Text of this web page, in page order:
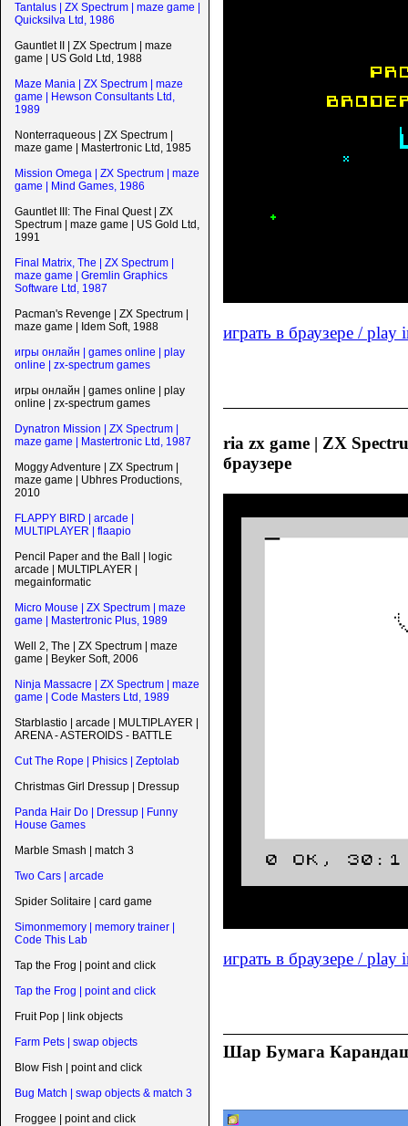
Tantalus | ZX Spectrum | maze game |
Quicksilva Ltd, 1986
Gauntlet II | ZX Spectrum | maze
game | US Gold Ltd, 1988
Maze Mania | ZX Spectrum | maze
game | Hewson Consultants Ltd,
1989
Nonterraqueous | ZX Spectrum |
maze game | Mastertronic Ltd, 1985
Mission Omega | ZX Spectrum | maze
game | Mind Games, 1986
Gauntlet III: The Final Quest | ZX
Spectrum | maze game | US Gold Ltd,
1991
Final Matrix, The | ZX Spectrum |
maze game | Gremlin Graphics
Software Ltd, 1987
Pacman's Revenge | ZX Spectrum |
maze game | Idem Soft, 1988
игры онлайн | games online | play
online | zx-spectrum games
игры онлайн | games online | play
online | zx-spectrum games
Dynatron Mission | ZX Spectrum |
maze game | Mastertronic Ltd, 1987
Moggy Adventure | ZX Spectrum |
maze game | Ubhres Productions,
2010
FLAPPY BIRD | arcade |
MULTIPLAYER | flaapio
Pencil Paper and the Ball | logic
arcade | MULTIPLAYER |
megainformatic
Micro Mouse | ZX Spectrum | maze
game | Mastertronic Plus, 1989
Well 2, The | ZX Spectrum | maze
game | Beyker Soft, 2006
Ninja Massacre | ZX Spectrum | maze
game | Code Masters Ltd, 1989
Starblastio | arcade | MULTIPLAYER |
ARENA - ASTEROIDS - BATTLE
Cut The Rope | Phisics | Zeptolab
Christmas Girl Dressup | Dressup
Panda Hair Do | Dressup | Funny
House Games
Marble Smash | match 3
Two Cars | arcade
Spider Solitaire | card game
Simonmemory | memory trainer |
Code This Lab
Tap the Frog | point and click
Tap the Frog | point and click
Fruit Pop | link objects
Farm Pets | swap objects
Blow Fish | point and click
Bug Match | swap objects & match 3
Froggee | point and click
играть в браузере / play
ria zx game | ZX
браузере
играть в браузере / play
Шар Бумага Карандаш